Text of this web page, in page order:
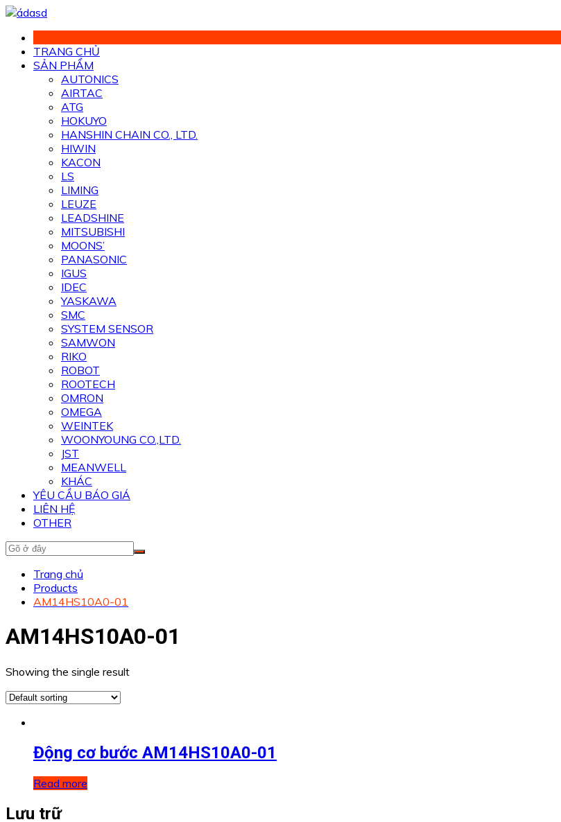
Chuyển
phần
dung
TRANG CHỦ
SẢN PHẨM
AUTONICS
AIRTAC
ATG
HOKUYO
HANSHIN CHAIN CO., LTD.
HIWIN
KACON
LS
LIMING
LEUZE
LEADSHINE
MITSUBISHI
MOONS’
PANASONIC
IGUS
IDEC
YASKAWA
SMC
SYSTEM SENSOR
SAMWON
RIKO
ROBOT
ROOTECH
OMRON
OMEGA
WEINTEK
WOONYOUNG CO.,LTD.
JST
MEANWELL
KHÁC
YÊU CẦU BÁO GIÁ
LIÊN HỆ
OTHER
Trang chủ
Products
AM14HS10A0-01
AM14HS10A0-01
Showing the single result
Động cơ bước AM14HS10A0-01
Read more
Lưu trữ